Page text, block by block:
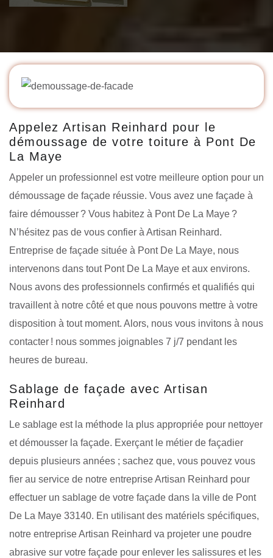
Appelez Artisan Reinhard pour le
démoussage de votre toiture à Pont De
La Maye
Appeler un professionnel est votre meilleure option pour un
démoussage de façade réussie. Vous avez une façade à
faire démousser ? Vous habitez à Pont De La Maye ?
N’hésitez pas de vous confier à Artisan Reinhard.
Entreprise de façade située à Pont De La Maye, nous
intervenons dans tout Pont De La Maye et aux environs.
Nous avons des professionnels confirmés et qualifiés qui
travaillent à notre côté et que nous pouvons mettre à votre
disposition à tout moment. Alors, nous vous invitons à nous
contacter ! nous sommes joignables 7 j/7 pendant les
heures de bureau.
Sablage de façade avec Artisan
Reinhard
Le sablage est la méthode la plus appropriée pour nettoyer
et démousser la façade. Exerçant le métier de façadier
depuis plusieurs années ; sachez que, vous pouvez vous
fier au service de notre entreprise Artisan Reinhard pour
effectuer un sablage de votre façade dans la ville de Pont
De La Maye 33140. En utilisant des matériels spécifiques,
notre entreprise Artisan Reinhard va projeter une poudre
abrasive sur votre façade pour enlever les salissures et les